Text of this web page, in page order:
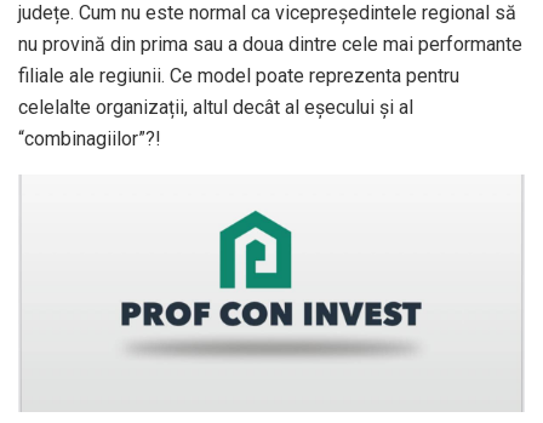
județe. Cum nu este normal ca vicepreședintele regional să
nu provină din prima sau a doua dintre cele mai performante
filiale ale regiunii. Ce model poate reprezenta pentru
celelalte organizații, altul decât al eșecului și al
“combinagiilor”?!